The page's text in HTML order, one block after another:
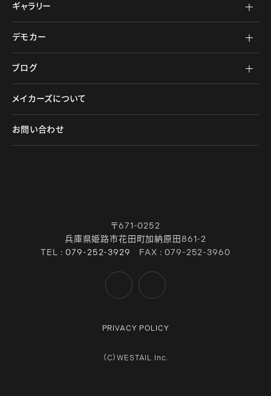
ギャラリー
デモカー
ブログ
メイカーズについて
お問い合わせ
〒671-0252
兵庫県姫路市花田町加納原田861-2
TEL :079-252-3929 FAX : 079-252-3960
PRIVACY POLICY
（C）WESTAIL Inc.